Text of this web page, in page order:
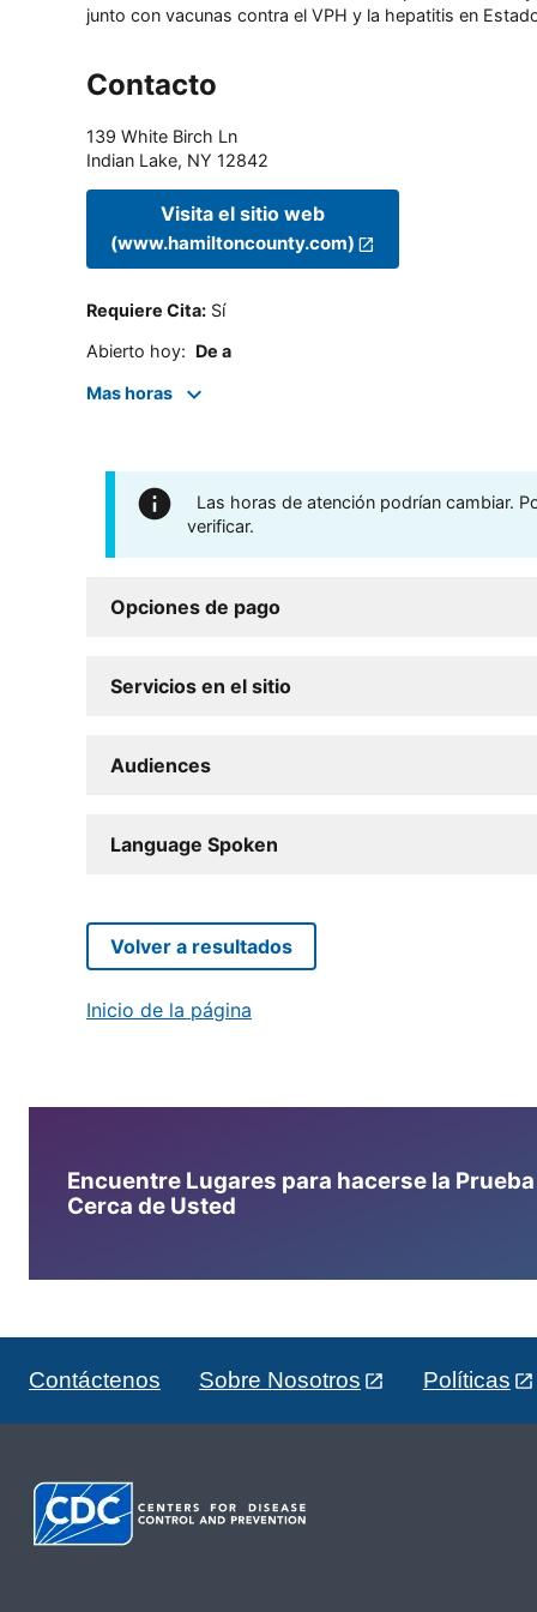
junto con vacunas contra el VPH y la hepatitis en
Contacto
139 White Birch Ln
Indian Lake, NY 12842
Visita el sitio web
(www.hamiltoncounty.com)
Requiere Cita: Sí
Abierto hoy: De a
Mas horas
Las horas de atención podrían cambiar.
verificar.
Opciones de pago
Servicios en el sitio
Audiences
Language Spoken
Volver a resultados
Inicio de la página
Encuentre Lugares para hacerse la
Cerca de Usted
Contáctenos Sobre Nosotros Políticas